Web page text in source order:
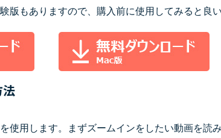
版もありますので、購入前に使用してみると良い
使用します。まずズームインをしたい動画を読